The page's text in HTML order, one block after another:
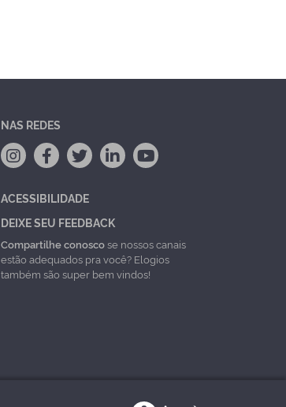
NAS REDES
ACESSIBILIDADE
DEIXE SEU FEEDBACK
Compartilhe conoscose nossos canais
estão adequados pra você? Elogios
também são super bem vindos!